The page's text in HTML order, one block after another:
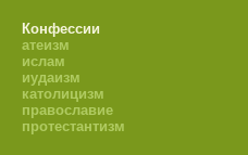
Конфессии
атеизм
ислам
иудаизм
католицизм
православие
протестантизм